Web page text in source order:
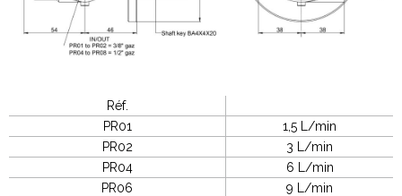
Réf.
PR01
1,5 L/min
PR02
3 L/min
PR04
6 L/min
PR06
9 L/min